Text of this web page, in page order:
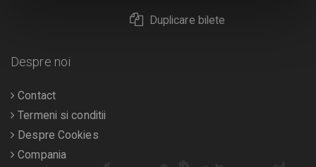
Duplicare bilete
Despre noi
Contact
Termeni si conditii
Despre Cookies
Compania